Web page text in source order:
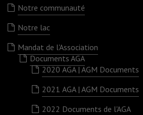
Notre communauté
Notre lac
Mandat de l'Association
Documents AGA
2020 AGA | AGM Documents
2021 AGA | AGM Documents
2022 Documents de l'AGA